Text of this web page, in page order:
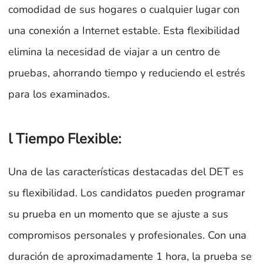
comodidad de sus hogares o cualquier lugar con
una conexión a Internet estable. Esta flexibilidad
elimina la necesidad de viajar a un centro de
pruebas, ahorrando tiempo y reduciendo el estrés
para los examinados.
l Tiempo Flexible:
Una de las características destacadas del DET es
su flexibilidad. Los candidatos pueden programar
su prueba en un momento que se ajuste a sus
compromisos personales y profesionales. Con una
duración de aproximadamente 1 hora, la prueba se